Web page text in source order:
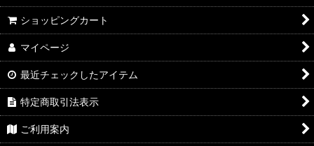
ショッピングカート
マイページ
最近チェックしたアイテム
特定商取引法表示
ご利用案内